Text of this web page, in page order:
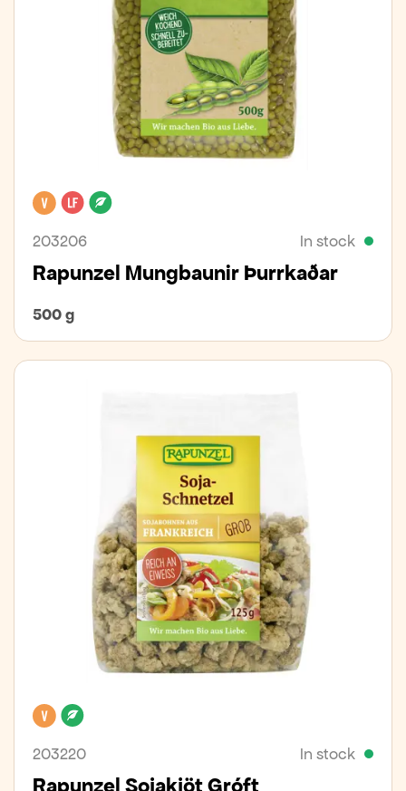
VeganLactose free
203206 In stock
Rapunzel Mungbaunir Þurrkaðar
500 g
Vegan
203220 In stock